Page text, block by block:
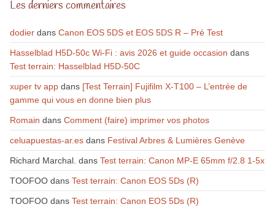
Les derniers commentaires
dodierdans Canon EOS 5DS et EOS 5DS R – Pré Test
Hasselblad H5D-50c Wi-Fi : avis 2026 et guide occasion dans
Test terrain: Hasselblad H5D-50C
xuper tv appdans [Test Terrain] Fujifilm X-T100 – L’entrée de
gamme qui vous en donne bien plus
Romain dans Comment (faire) imprimer vos photos
celuapuestas-ar.esdans Festival Arbres & Lumières Genève
Richard Marchal. dans Test terrain: Canon MP-E 65mm f/2.8 1-5x
TOOFOOdans Test terrain: Canon EOS 5Ds (R)
TOOFOOdans Test terrain: Canon EOS 5Ds (R)